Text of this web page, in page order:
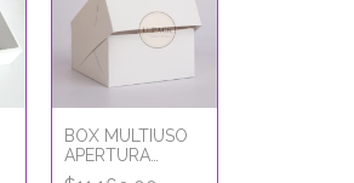
BOX MULTIUSO
APERTURA
FRONTAL